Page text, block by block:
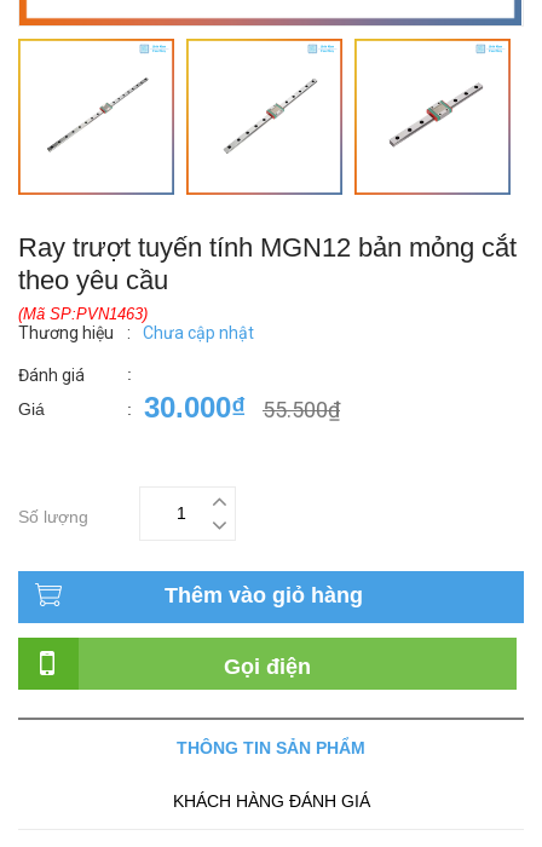
Ray trượt tuyến tính MGN12 bản mỏng cắt
theo yêu cầu
(Mã SP:PVN1463)
Thương hiệu : Chưa cập nhật
Đánh giá
:
Giá
: 30.000₫ 55.500₫
Số lượng
Thêm vào giỏ hàng
Gọi điện
THÔNG TIN SẢN PHẨM
KHÁCH HÀNG ĐÁNH GIÁ